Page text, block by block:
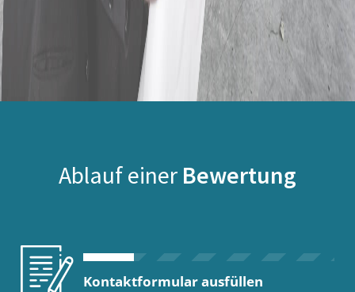
Ablauf einer Bewertung
Kontaktformular ausfüllen